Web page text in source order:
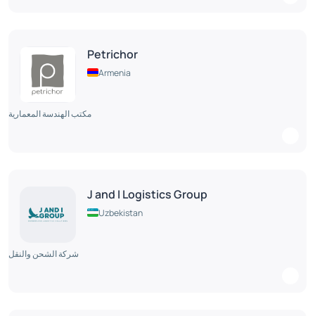
Petrichor
Armenia
مكتب الهندسة المعمارية
J and I Logistics Group
Uzbekistan
شركة الشحن والنقل